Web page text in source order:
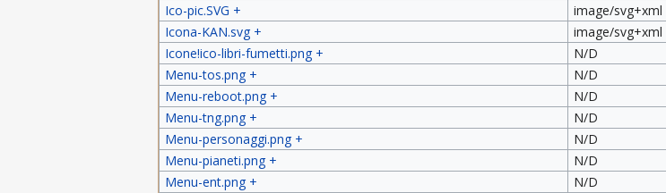
Ico-pic.SVG + image/svg+xml
Icona-KAN.svg + image/svg+xml
Icone!ico-libri-fumetti.png + N/D
Menu-tos.png + N/D
Menu-reboot.png + N/D
Menu-tng.png + N/D
Menu-personaggi.png + N/D
Menu-pianeti.png + N/D
Menu-ent.png + N/D